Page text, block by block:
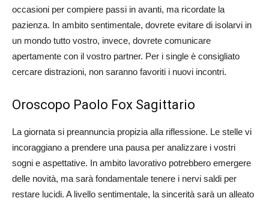
occasioni per compiere passi in avanti, ma ricordate la
pazienza. In ambito sentimentale, dovrete evitare di isolarvi in
un mondo tutto vostro, invece, dovrete comunicare
apertamente con il vostro partner. Per i single è consigliato
cercare distrazioni, non saranno favoriti i nuovi incontri.
Oroscopo Paolo Fox Sagittario
La giornata si preannuncia propizia alla riflessione. Le stelle vi
incoraggiano a prendere una pausa per analizzare i vostri
sogni e aspettative. In ambito lavorativo potrebbero emergere
delle novità, ma sarà fondamentale tenere i nervi saldi per
restare lucidi. A livello sentimentale, la sincerità sarà un alleato